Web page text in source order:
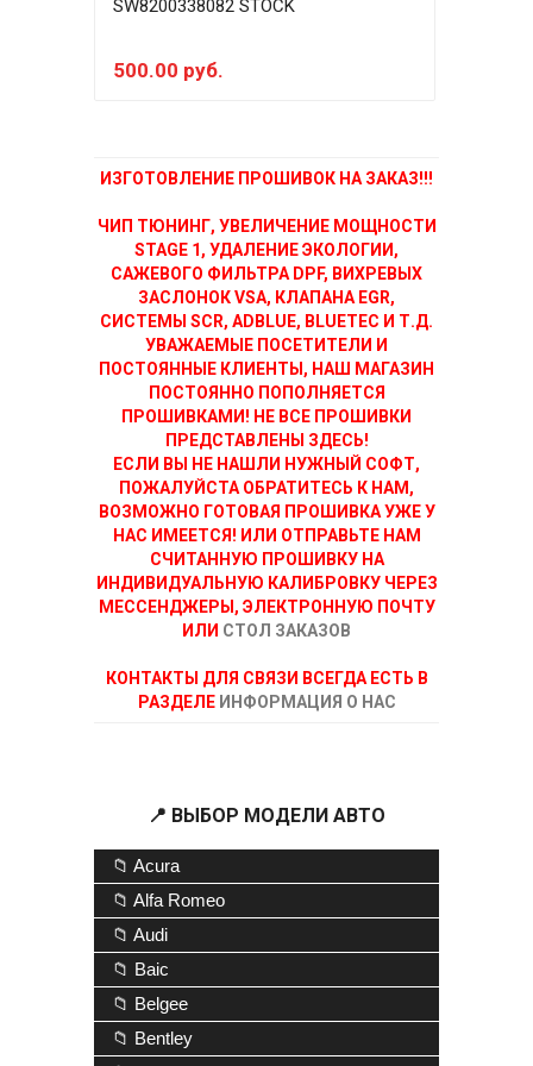
SW8200338082 STOCK
500.00 руб.
ИЗГОТОВЛЕНИЕ ПРОШИВОК НА ЗАКАЗ!!!
ЧИП ТЮНИНГ, УВЕЛИЧЕНИЕ МОЩНОСТИ
STAGE 1, УДАЛЕНИЕ ЭКОЛОГИИ,
САЖЕВОГО ФИЛЬТРА DPF, ВИХРЕВЫХ
ЗАСЛОНОК VSA, КЛАПАНА EGR,
СИСТЕМЫ SCR, ADBLUE, BLUETEC И Т.Д.
УВАЖАЕМЫЕ ПОСЕТИТЕЛИ И
ПОСТОЯННЫЕ КЛИЕНТЫ, НАШ МАГАЗИН
ПОСТОЯННО ПОПОЛНЯЕТСЯ
ПРОШИВКАМИ! НЕ ВСЕ ПРОШИВКИ
ПРЕДСТАВЛЕНЫ ЗДЕСЬ!
ЕСЛИ ВЫ НЕ НАШЛИ НУЖНЫЙ СОФТ,
ПОЖАЛУЙСТА ОБРАТИТЕСЬ К НАМ,
ВОЗМОЖНО ГОТОВАЯ ПРОШИВКА УЖЕ У
НАС ИМЕЕТСЯ! ИЛИ ОТПРАВЬТЕ НАМ
СЧИТАННУЮ ПРОШИВКУ НА
ИНДИВИДУАЛЬНУЮ КАЛИБРОВКУ ЧЕРЕЗ
МЕССЕНДЖЕРЫ, ЭЛЕКТРОННУЮ ПОЧТУ
ИЛИ СТОЛ ЗАКАЗОВ
КОНТАКТЫ ДЛЯ СВЯЗИ ВСЕГДА ЕСТЬ В
РАЗДЕЛЕ ИНФОРМАЦИЯ О НАС
📍 ВЫБОР МОДЕЛИ АВТО
📁 Acura
📁 Alfa Romeo
📁 Audi
📁 Baic
📁 Belgee
📁 Bentley